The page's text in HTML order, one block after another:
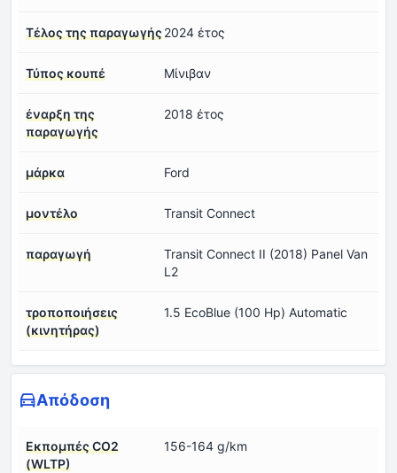
Τέλος της παραγωγής2024 έτος
Τύπος κουπέ Μίνιβαν
έναρξη της
παραγωγής
2018 έτος
μάρκα Ford
μοντέλο Transit Connect
παραγωγή
Transit Connect II (2018) Panel Van
L2
τροποποιήσεις
(κινητήρας)
1.5 EcoBlue (100 Hp) Automatic
Απόδοση
Εκπομπές CO2
(WLTP)
156-164 g/km